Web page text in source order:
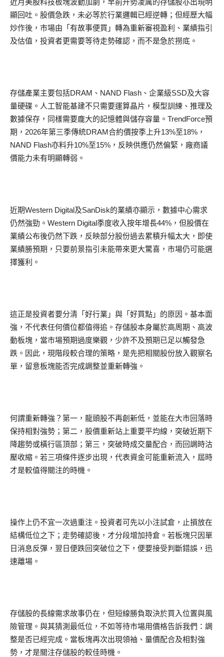
顯回吐。股價急跌，未必等於行業邏輯已經逆轉；但經歷大幅
炒作後，市場由「有故事便買」轉為重新審視盈利、業績指引
及估值，投資者更需要等待走勢確認，而不是急於撈底。
存儲產業主要包括DRAM、NAND Flash、企業級SSD及大容
量硬碟。人工智能基建不只需要運算晶片，模型訓練、推理及
數據保存，同樣需要龐大的記憶體與儲存容量。TrendForce預
期，2026年第三季傳統DRAM合約價按季上升13%至18%，
NAND Flash亦料升10%至15%，反映供應仍然偏緊，廠商議
價能力未有明顯轉弱。
近期Western Digital及SanDisk的業績亦顯示，數據中心需求
仍然強勁。Western Digital季度收入按年增長44%，但股價在
業績公布後仍然下跌，反映部分股份過去累積升幅太大，即使
業績勝預期，只要前景指引未能帶來更大驚喜，市場仍可能選
擇獲利。
這正是投資者要分清「好行業」與「好買點」的原因。基本面
強，不代表任何價位都值得追。存儲股本身屬於高周期、高波
動板塊，當市場預期過度樂觀，少許不及預期已足以觸發急
跌。因此，現階段較合理的策略，是先把相關股份放入觀察名
單，留意板塊能否完成調整並重新轉強。
何謂重新轉強？第一，龍頭股不再創新低，並能在大市回落時
保持相對強勢；第二，股價重新站上重要平均線，突破近期下
降趨勢或橫行區頂部；第三，突破時成交量配合，而回調時沽
壓收縮。若三項條件逐步出現，代表資金可能重新流入，屆時
才是較值得關注的時機。
操作上仍不宜一次過重注。投資者可先以小注試倉，止損放在
結構低位之下；走勢確認後，才分段增加持倉。若板塊只因單
日消息反彈，翌日便跌回突破位之下，便要接受判斷錯誤，迅
速離場。
存儲股的長線需求故事仍在，但短線勝負取決於買入位置與風
險管理。與其猜測最低位，不如等待市場用價格告訴我們：調
整是否已經完成。當板塊再次出現領袖、量價配合及相對強
勢，才是關注存儲股的較佳時機。